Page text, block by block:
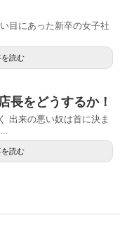
目にあった新卒の女子社
読む
長をどうするか！
出来の悪い奴は首に決ま
読む